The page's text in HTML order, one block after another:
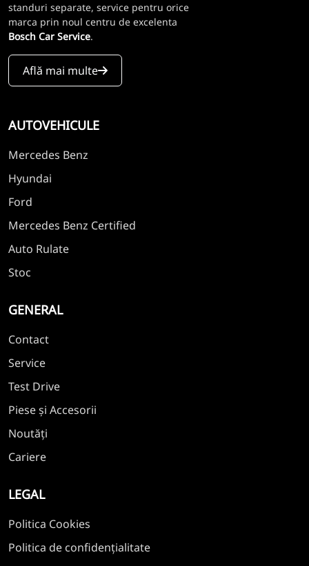
standuri separate, service pentru orice
marca prin noul centru de excelenta
Bosch Car Service.
Află mai multe
AUTOVEHICULE
Mercedes Benz
Hyundai
Ford
Mercedes Benz Certified
Auto Rulate
Stoc
GENERAL
Contact
Service
Test Drive
Piese și Accesorii
Noutăți
Cariere
LEGAL
Politica Cookies
Politica de confidențialitate